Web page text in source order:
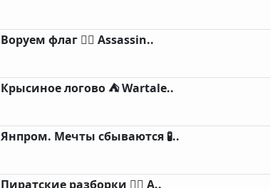
Воруем флаг 🏴‍☠️ Assassin..
Крысиное логово ⛺ Wartale..
Янпром. Мечты сбываются 🧪..
Пиратские разборки 🏴‍☠️ A..